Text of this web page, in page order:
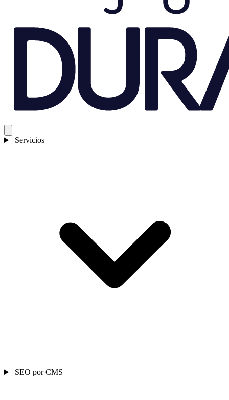
Servicios
SEO por CMS